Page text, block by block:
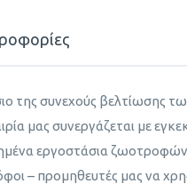
της συνεχούς βελτίωσης
μας συνεργάζεται με
εργοστάσια
– προμηθευτές μας να